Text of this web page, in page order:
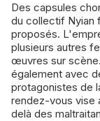
Des capsules
du collectif Nyian
proposés.
plusieurs autres
œuvres sur
également avec
protagonistes de
rendez-vous vise
delà des